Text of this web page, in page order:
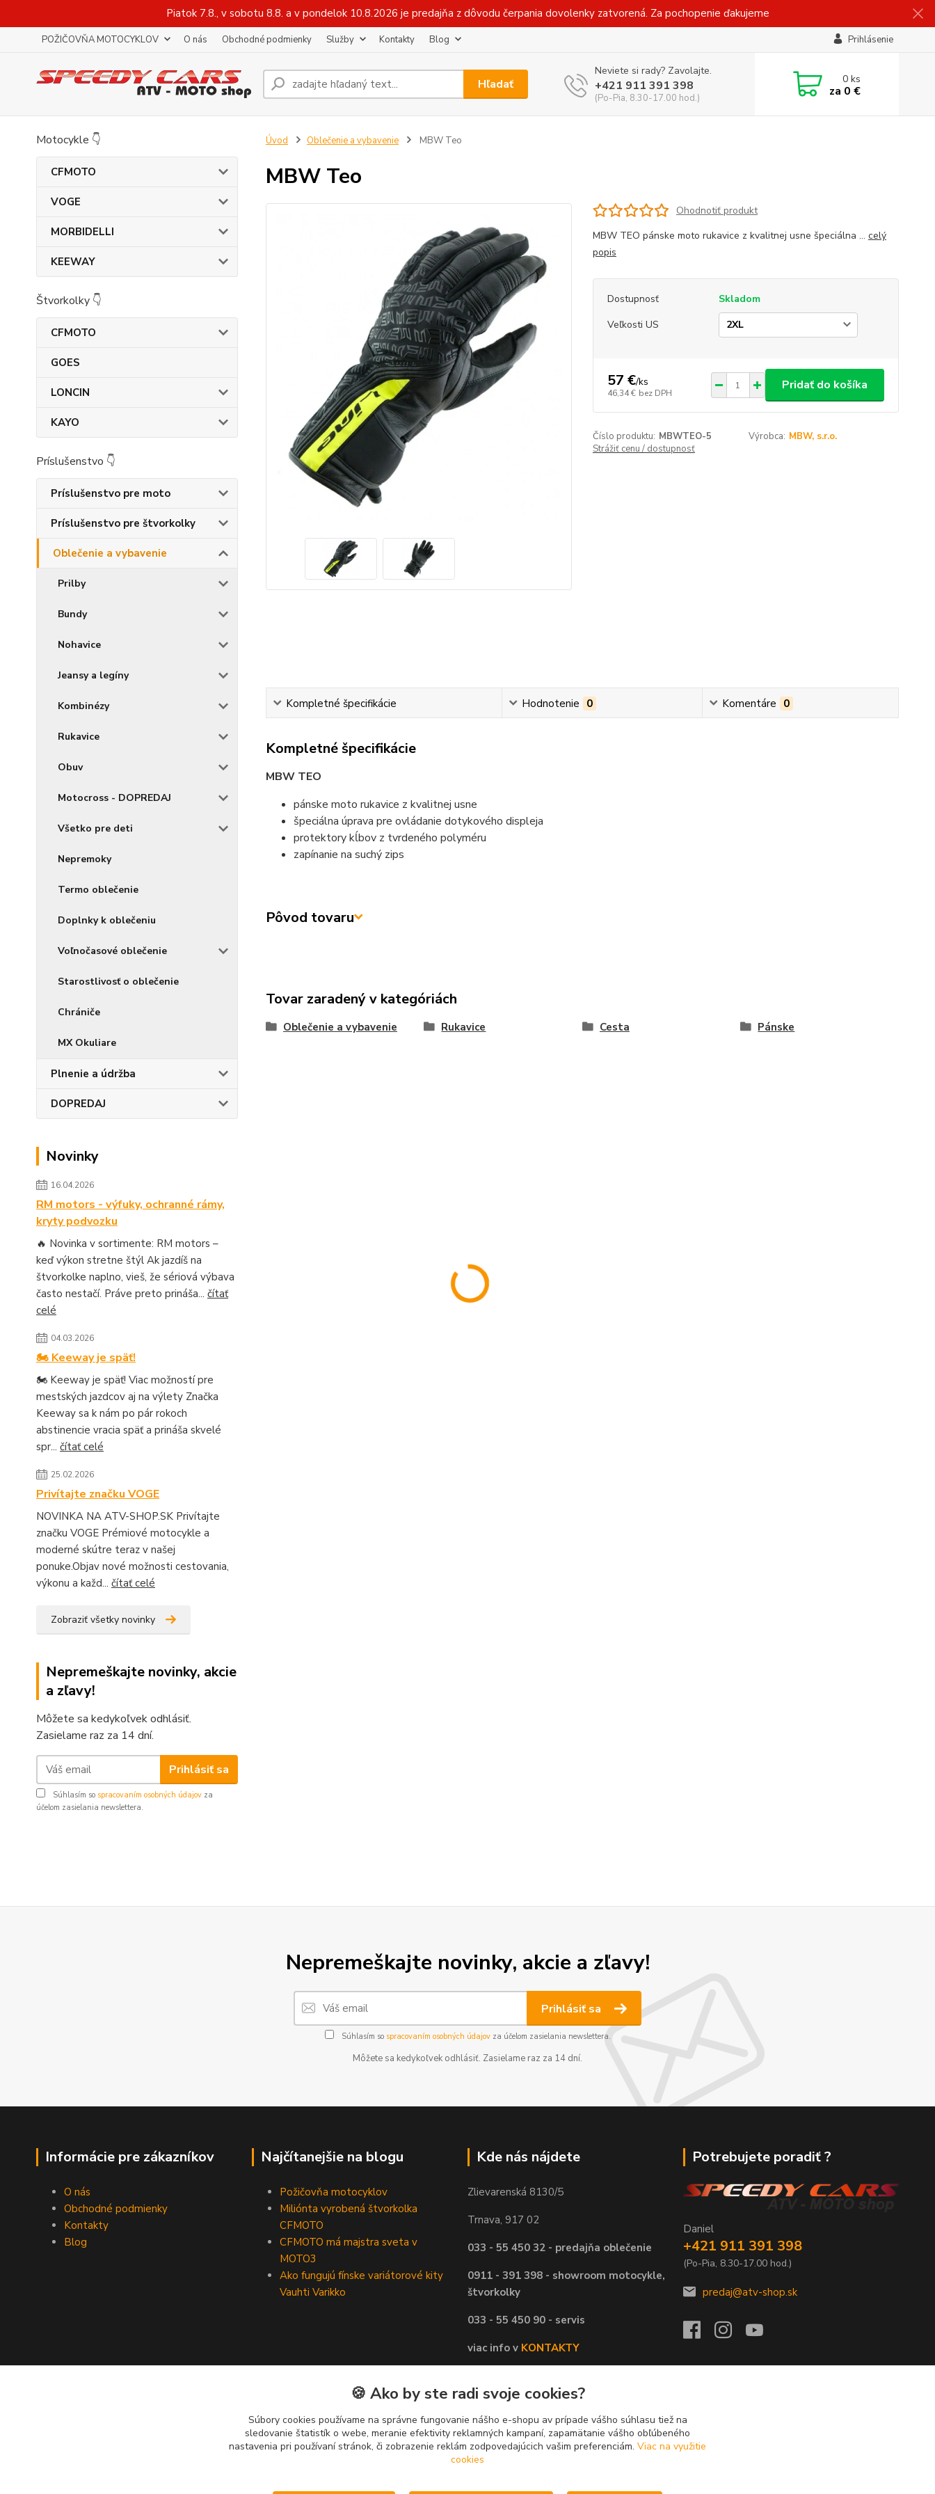
Piatok 7.8., v sobotu 8.8. a v pondelok 10.8.2026 je predajňa z dôvodu čerpania dovolenky zatvorená. Za pochopenie ďakujeme
POŽIČOVŇA MOTOCYKLOV O nás Obchodné podmienky Služby Kontakty Blog Prihlásenie
Hľadať
Neviete si rady? Zavolajte.
+421 911 391 398
(Po-Pia, 8.30-17.00 hod.)
0ks
za 0 €
Motocykle 👇
CFMOTO
VOGE
MORBIDELLI
KEEWAY
Štvorkolky 👇
CFMOTO
GOES
LONCIN
KAYO
Príslušenstvo 👇
Príslušenstvo pre moto
Príslušenstvo pre štvorkolky
Oblečenie a vybavenie
Prilby
Bundy
Nohavice
Jeansy a legíny
Kombinézy
Rukavice
Obuv
Motocross - DOPREDAJ
Všetko pre deti
Nepremoky
Termo oblečenie
Doplnky k oblečeniu
Voľnočasové oblečenie
Starostlivosť o oblečenie
Chrániče
MX Okuliare
Plnenie a údržba
DOPREDAJ
Novinky
16.04.2026
RM motors - výfuky, ochranné rámy,
kryty podvozku
🔥 Novinka v sortimente: RM motors –
keď výkon stretne štýl Ak jazdíš na
štvorkolke naplno, vieš, že sériová výbava
často nestačí. Práve preto prináša... čítať
celé
04.03.2026
🏍️ Keeway je späť!
🏍️ Keeway je späť! Viac možností pre
mestských jazdcov aj na výlety Značka
Keeway sa k nám po pár rokoch
abstinencie vracia späť a prináša skvelé
spr... čítať celé
25.02.2026
Privítajte značku VOGE
NOVINKA NA ATV-SHOP.SK Privítajte
značku VOGE Prémiové motocykle a
moderné skútre teraz v našej
ponuke.Objav nové možnosti cestovania,
výkonu a každ... čítať celé
Zobraziť všetky novinky
Nepremeškajte novinky, akcie
a zľavy!
Môžete sa kedykoľvek odhlásiť.
Zasielame raz za 14 dní.
Prihlásiť sa
Súhlasím so spracovaním osobných údajov za
účelom zasielania newslettera.
Úvod Oblečenie a vybavenie MBW Teo
MBW Teo
Ohodnotiť produkt
MBW TEO pánske moto rukavice z kvalitnej usne špeciálna ... celý
popis
Dostupnosť
Skladom
Veľkosti US
57 €/ks
46,34 € bez DPH
Pridať do košíka
Číslo produktu: MBWTEO-5 Výrobca: MBW, s.r.o.
Strážiť cenu / dostupnosť
Kompletné špecifikácie Hodnotenie 0 Komentáre 0
Kompletné špecifikácie
MBW TEO
pánske moto rukavice z kvalitnej usne
špeciálna úprava pre ovládanie dotykového displeja
protektory kĺbov z tvrdeného polyméru
zapínanie na suchý zips
Pôvod tovaru
Tovar zaradený v kategóriách
Oblečenie a vybavenie Rukavice Cesta Pánske
Nepremeškajte novinky, akcie a zľavy!
Prihlásiť sa
Súhlasím so spracovaním osobných údajovza účelom zasielania newslettera.
Môžete sa kedykoľvek odhlásiť. Zasielame raz za 14 dní.
Informácie pre zákazníkov
O nás
Obchodné podmienky
Kontakty
Blog
Najčítanejšie na blogu
Požičovňa motocyklov
Miliónta vyrobená štvorkolka
CFMOTO
CFMOTO má majstra sveta v
MOTO3
Ako fungujú fínske variátorové kity
Vauhti Varikko
Kde nás nájdete
Zlievarenská 8130/5
Trnava, 917 02
033 - 55 450 32 - predajňa oblečenie
0911 - 391 398 - showroom motocykle,
štvorkolky
033 - 55 450 90 - servis
viac info v KONTAKTY
Potrebujete poradiť ?
Daniel
+421 911 391 398
(Po-Pia, 8.30-17.00 hod.)
predaj@atv-shop.sk
🍪 Ako by ste radi svoje cookies?
Súbory cookies používame na správne fungovanie nášho e-shopu av prípade vášho súhlasu tiež na
sledovanie štatistík o webe, meranie efektivity reklamných kampaní, zapamätanie vášho obľúbeného
nastavenia pri používaní stránok, či zobrazenie reklám zodpovedajúcich vašim preferenciám. Viac na využitie
cookies